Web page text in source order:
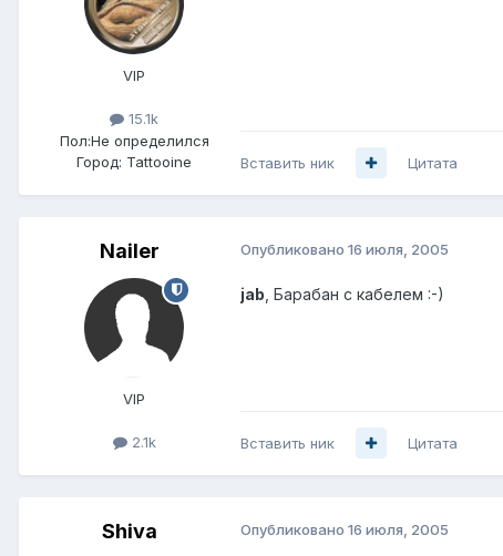
VIP
15.1k
Пол:Не определился
Город: Tattooine Вставить ник Цитата
Nailer
VIP
2.1k
Опубликовано 16 июля, 2005
jab , Барабан с кабелем :-)
Вставить ник Цитата
Shiva Опубликовано 16 июля, 2005